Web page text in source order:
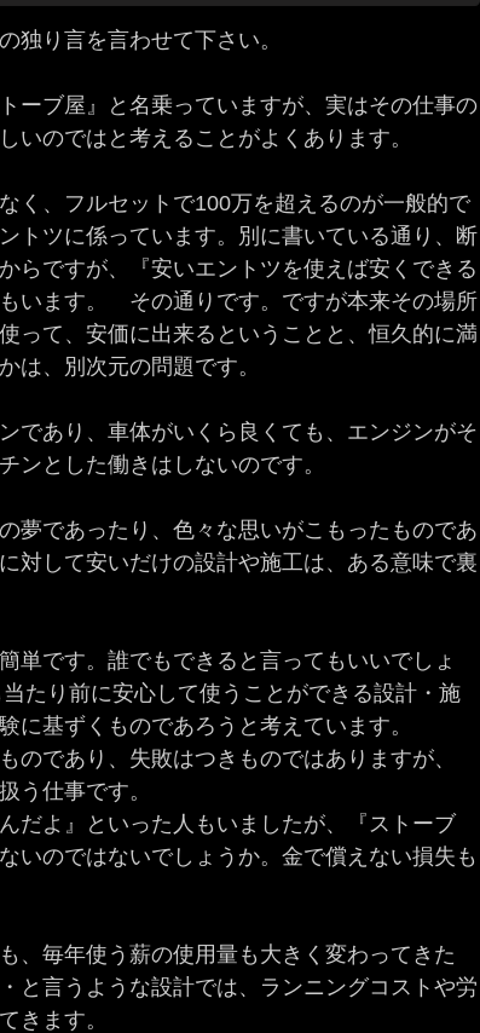
独り言を言わせて下さい。
ーブ屋』と名乗っていますが、実はその仕事の
いのではと考えることがよくあります。
く、フルセットで100万を超えるのが一般的で
トツに係っています。別に書いている通り、断
らですが、『安いエントツを使えば安くできる
います。 その通りです。ですが本来その場所
って、安価に出来るということと、恒久的に満
は、別次元の問題です。
であり、車体がいくら良くても、エンジンがそ
ンとした働きはしないのです。
夢であったり、色々な思いがこもったものであ
対して安いだけの設計や施工は、ある意味で裏
単です。誰でもできると言ってもいいでしょ
たり前に安心して使うことができる設計・施
に基ずくものであろうと考えています。
のであり、失敗はつきものではありますが、
う仕事です。
だよ』といった人もいましたが、『ストーブ
いのではないでしょうか。金で償えない損失も
、毎年使う薪の使用量も大きく変わってきた
と言うような設計では、ランニングコストや労
きます。